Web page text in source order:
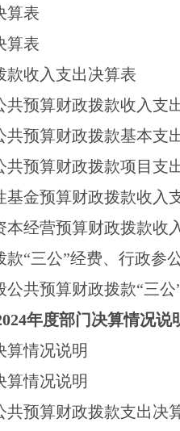
算表
算表
款收入支出决算表
共预算财政拨款收入支
共预算财政拨款基本支
共预算财政拨款项目支
基金预算财政拨款收入
本经营预算财政拨款收
款“三公”经费、行政参
公共预算财政拨款“三
年度部门决算情况说
算情况说明
算情况说明
共预算财政拨款支出决